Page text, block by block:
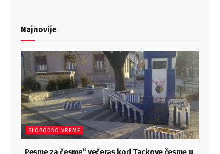
Najnovije
SLOBODNO VREME
„Pesme za česme“ večeras kod Tackove česme u